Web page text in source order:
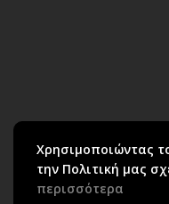
Χρησιμοποιώντας
την Πολιτική μας
περισσότερα